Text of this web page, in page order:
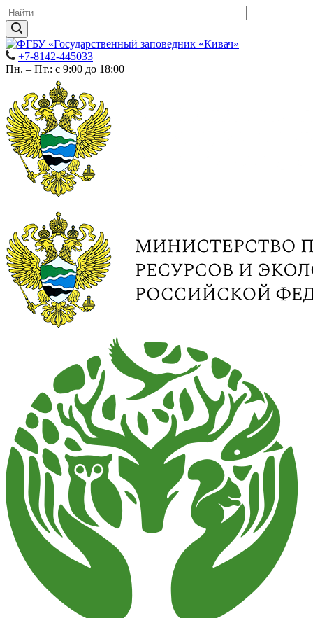
+7-8142-445033
Пн. – Пт.: с 9:00 до 18:00